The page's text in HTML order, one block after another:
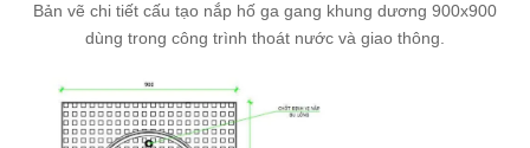
Bản vẽ chi tiết cấu tạo nắp hố ga gang khung dương 900x900
dùng trong công trình thoát nước và giao thông.